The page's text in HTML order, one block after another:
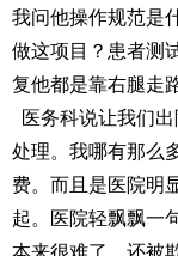
我问他操作规范是
做这项目？患者测
复他都是靠右腿走
医务科说让我们
处理。我哪有那么
费。而且是医院明
起。医院轻飘飘一